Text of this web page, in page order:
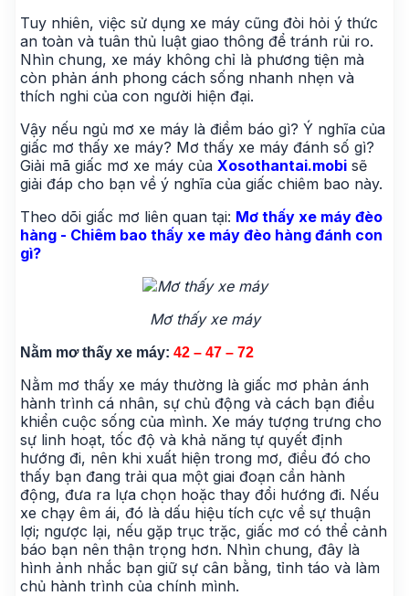
Tuy nhiên, việc sử dụng xe máy cũng đòi hỏi ý thức
an toàn và tuân thủ luật giao thông để tránh rủi ro.
Nhìn chung, xe máy không chỉ là phương tiện mà
còn phản ánh phong cách sống nhanh nhẹn và
thích nghi của con người hiện đại.
Vậy nếu ngủ mơ xe máy là điềm báo gì? Ý nghĩa của
giấc mơ thấy xe máy? Mơ thấy xe máy đánh số gì?
Giải mã giấc mơ xe máy của Xosothantai.mobi sẽ
giải đáp cho bạn về ý nghĩa của giấc chiêm bao này.
Theo dõi giấc mơ liên quan tại: Mơ thấy xe máy đèo
hàng - Chiêm bao thấy xe máy đèo hàng đánh con
gì?
Mơ thấy xe máy
Nằm mơ thấy xe máy: 42 – 47 – 72
Nằm mơ thấy xe máy thường là giấc mơ phản ánh
hành trình cá nhân, sự chủ động và cách bạn điều
khiển cuộc sống của mình. Xe máy tượng trưng cho
sự linh hoạt, tốc độ và khả năng tự quyết định
hướng đi, nên khi xuất hiện trong mơ, điều đó cho
thấy bạn đang trải qua một giai đoạn cần hành
động, đưa ra lựa chọn hoặc thay đổi hướng đi. Nếu
xe chạy êm ái, đó là dấu hiệu tích cực về sự thuận
lợi; ngược lại, nếu gặp trục trặc, giấc mơ có thể cảnh
báo bạn nên thận trọng hơn. Nhìn chung, đây là
hình ảnh nhắc bạn giữ sự cân bằng, tỉnh táo và làm
chủ hành trình của chính mình.